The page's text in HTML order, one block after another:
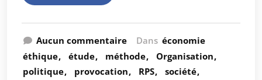
Aucun commentaire Dans économie
éthique
étude méthode
Organisation
politique
provocation RPS
société